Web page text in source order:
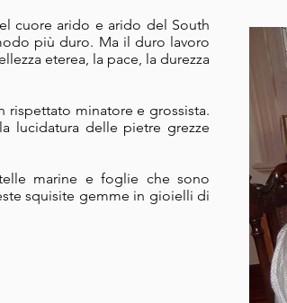
cuore arido e arido del South
più duro. Ma il duro lavoro
eterea, la pace, la durezza
rispettato minatore e grossista.
lucidatura delle pietre grezze
marine e foglie che sono
squisite gemme in gioielli di